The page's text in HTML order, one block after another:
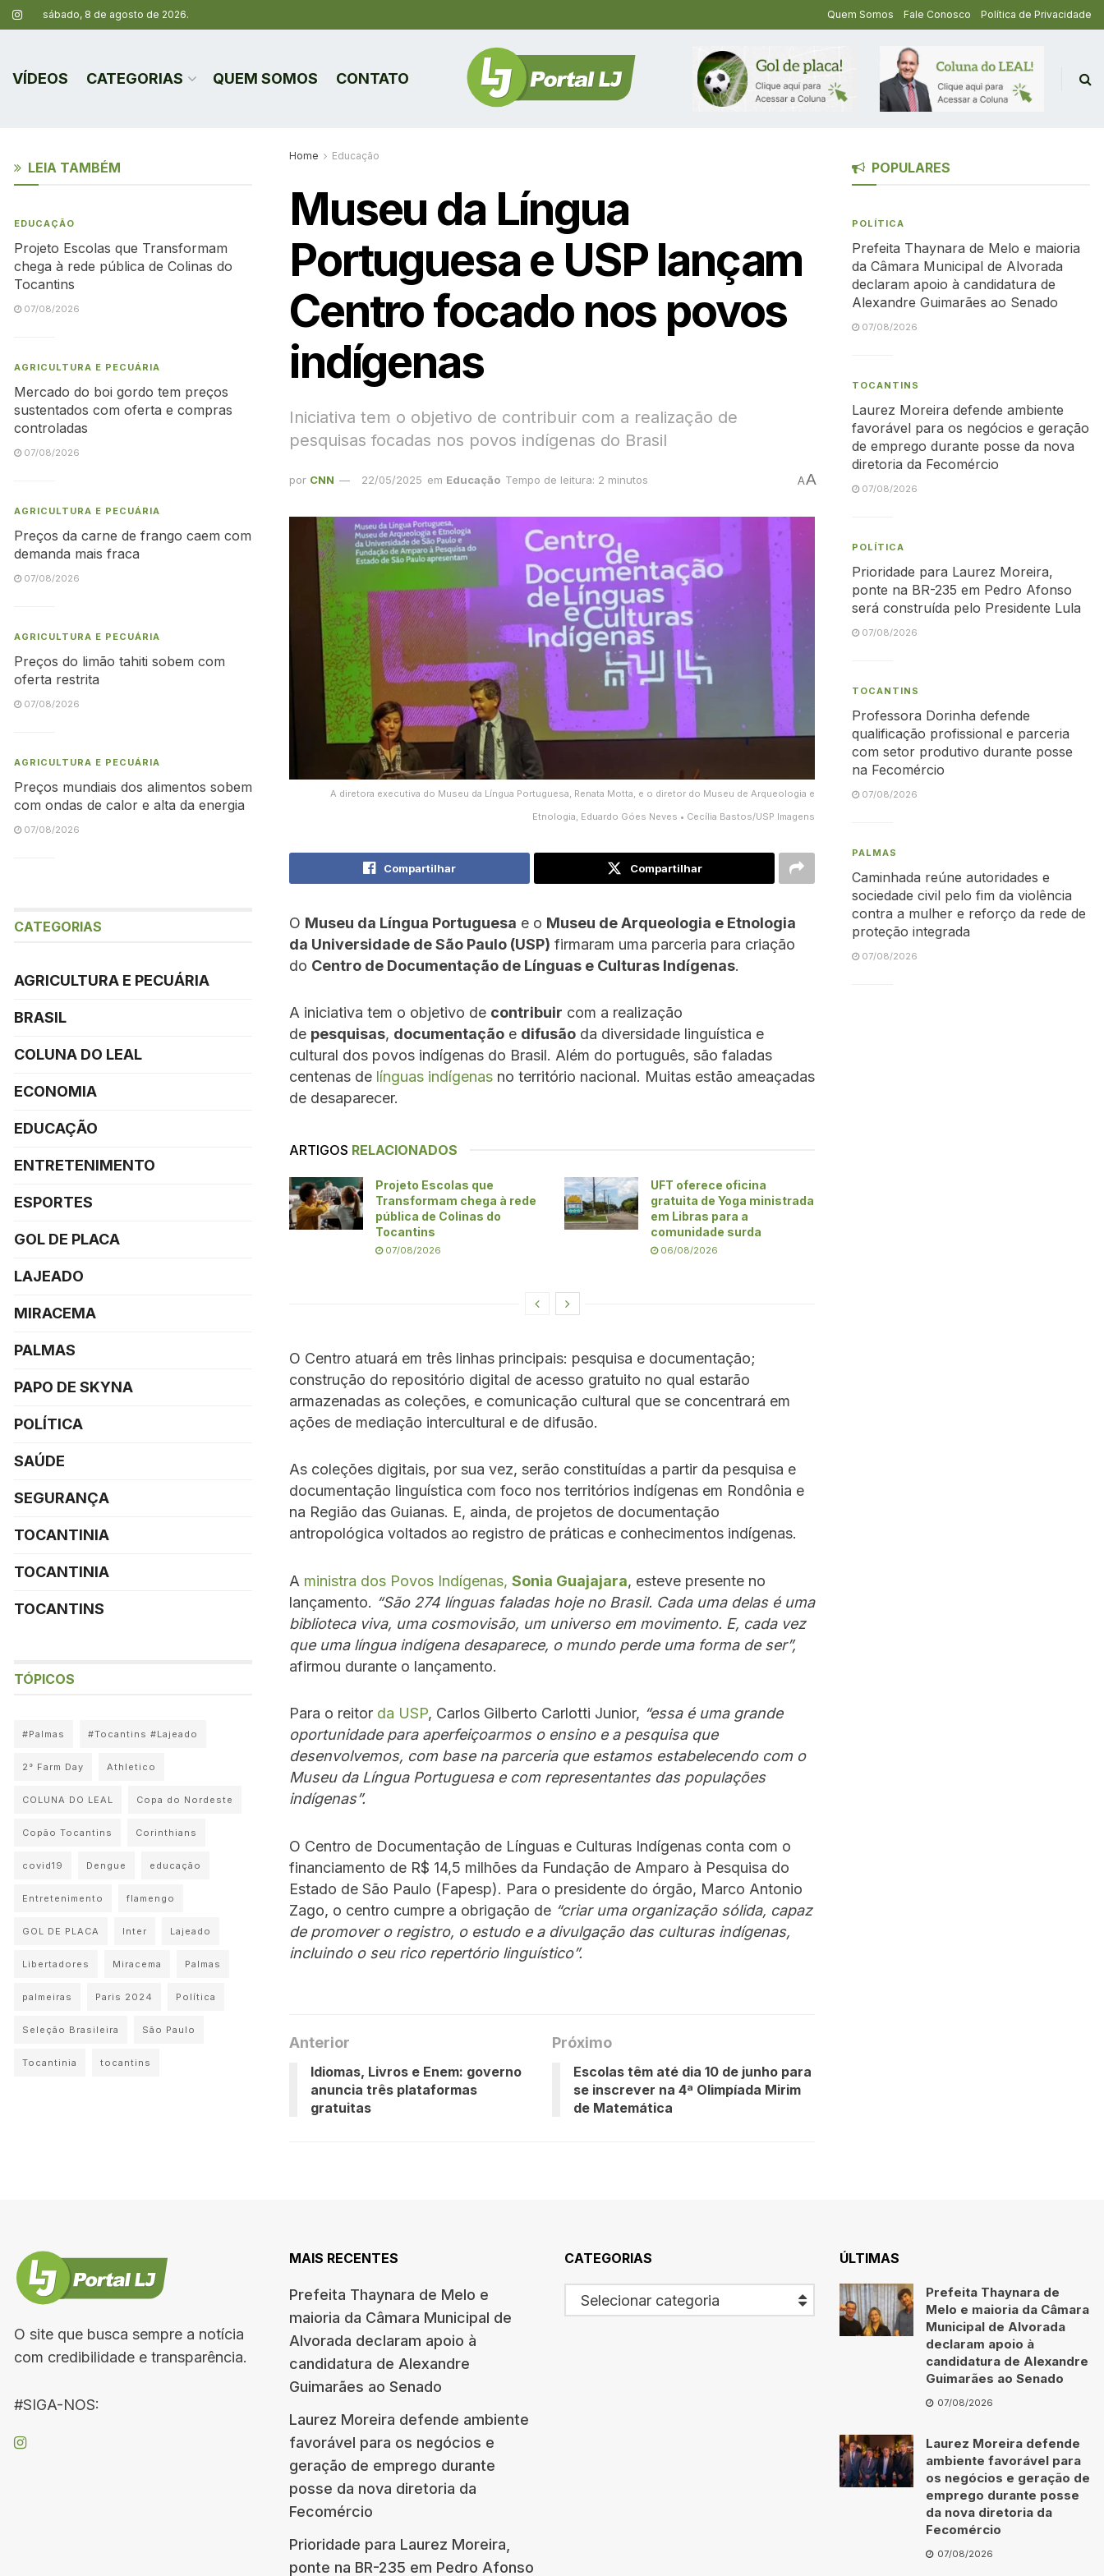
sábado, 8 de agosto de 2026. Quem Somos Fale Conosco Política de Privacidade
VÍDEOS CATEGORIAS QUEM SOMOS CONTATO
Home Educação
Museu da Língua
Portuguesa e USP lançam
Centro focado nos povos
indígenas
Iniciativa tem o objetivo de contribuir com a realização de
pesquisas focadas nos povos indígenas do Brasil
por CNN 22/05/2025 em Educação Tempo de leitura: 2 minutos AA
A diretora executiva do Museu da Língua Portuguesa, Renata Motta, e o diretor do Museu de Arqueologia e
Etnologia, Eduardo Góes Neves • Cecília Bastos/USP Imagens
Compartilhar Compartilhar
O Museu da Língua Portuguesa e o Museu de Arqueologia e Etnologia
da Universidade de São Paulo (USP) firmaram uma parceria para criação
do Centro de Documentação de Línguas e Culturas Indígenas.
A iniciativa tem o objetivo de contribuir com a realização
de pesquisas, documentação e difusão da diversidade linguística e
cultural dos povos indígenas do Brasil. Além do português, são faladas
centenas de línguas indígenas no território nacional. Muitas estão ameaçadas
de desaparecer.
ARTIGOS RELACIONADOS
Projeto Escolas que
Transformam chega à rede
pública de Colinas do
Tocantins
07/08/2026
UFT oferece oficina
gratuita de Yoga ministrada
em Libras para a
comunidade surda
06/08/2026
O Centro atuará em três linhas principais: pesquisa e documentação;
construção do repositório digital de acesso gratuito no qual estarão
armazenadas as coleções, e comunicação cultural que se concentrará em
ações de mediação intercultural e de difusão.
As coleções digitais, por sua vez, serão constituídas a partir da pesquisa e
documentação linguística com foco nos territórios indígenas em Rondônia e
na Região das Guianas. E, ainda, de projetos de documentação
antropológica voltados ao registro de práticas e conhecimentos indígenas.
A ministra dos Povos Indígenas, Sonia Guajajara, esteve presente no
lançamento. “São 274 línguas faladas hoje no Brasil. Cada uma delas é uma
biblioteca viva, uma cosmovisão, um universo em movimento. E, cada vez
que uma língua indígena desaparece, o mundo perde uma forma de ser”,
afirmou durante o lançamento.
Para o reitor da USP, Carlos Gilberto Carlotti Junior, “essa é uma grande
oportunidade para aperfeiçoarmos o ensino e a pesquisa que
desenvolvemos, com base na parceria que estamos estabelecendo com o
Museu da Língua Portuguesa e com representantes das populações
indígenas”.
O Centro de Documentação de Línguas e Culturas Indígenas conta com o
financiamento de R$ 14,5 milhões da Fundação de Amparo à Pesquisa do
Estado de São Paulo (Fapesp). Para o presidente do órgão, Marco Antonio
Zago, o centro cumpre a obrigação de “criar uma organização sólida, capaz
de promover o registro, o estudo e a divulgação das culturas indígenas,
incluindo o seu rico repertório linguístico”.
Anterior
Idiomas, Livros e Enem: governo
anuncia três plataformas
gratuitas
Próximo
Escolas têm até dia 10 de junho para
se inscrever na 4ª Olimpíada Mirim
de Matemática
LEIA TAMBÉM
EDUCAÇÃO
Projeto Escolas que Transformam
chega à rede pública de Colinas do
Tocantins
07/08/2026
AGRICULTURA E PECUÁRIA
Mercado do boi gordo tem preços
sustentados com oferta e compras
controladas
07/08/2026
AGRICULTURA E PECUÁRIA
Preços da carne de frango caem com
demanda mais fraca
07/08/2026
AGRICULTURA E PECUÁRIA
Preços do limão tahiti sobem com
oferta restrita
07/08/2026
AGRICULTURA E PECUÁRIA
Preços mundiais dos alimentos sobem
com ondas de calor e alta da energia
07/08/2026
CATEGORIAS
AGRICULTURA E PECUÁRIA
BRASIL
COLUNA DO LEAL
ECONOMIA
EDUCAÇÃO
ENTRETENIMENTO
ESPORTES
GOL DE PLACA
LAJEADO
MIRACEMA
PALMAS
PAPO DE SKYNA
POLÍTICA
SAÚDE
SEGURANÇA
TOCANTINIA
TOCANTINIA
TOCANTINS
TÓPICOS
#Palmas #Tocantins #Lajeado
2° Farm Day Athletico
COLUNA DO LEAL Copa do Nordeste
Copão Tocantins Corinthians
covid19 Dengue educação
Entretenimento flamengo
GOL DE PLACA Inter Lajeado
Libertadores Miracema Palmas
palmeiras Paris 2024 Política
Seleção Brasileira São Paulo
Tocantinia tocantins
POPULARES
POLÍTICA
Prefeita Thaynara de Melo e maioria
da Câmara Municipal de Alvorada
declaram apoio à candidatura de
Alexandre Guimarães ao Senado
07/08/2026
TOCANTINS
Laurez Moreira defende ambiente
favorável para os negócios e geração
de emprego durante posse da nova
diretoria da Fecomércio
07/08/2026
POLÍTICA
Prioridade para Laurez Moreira,
ponte na BR-235 em Pedro Afonso
será construída pelo Presidente Lula
07/08/2026
TOCANTINS
Professora Dorinha defende
qualificação profissional e parceria
com setor produtivo durante posse
na Fecomércio
07/08/2026
PALMAS
Caminhada reúne autoridades e
sociedade civil pelo fim da violência
contra a mulher e reforço da rede de
proteção integrada
07/08/2026
O site que busca sempre a notícia
com credibilidade e transparência.
#SIGA-NOS:
MAIS RECENTES
Prefeita Thaynara de Melo e
maioria da Câmara Municipal de
Alvorada declaram apoio à
candidatura de Alexandre
Guimarães ao Senado
Laurez Moreira defende ambiente
favorável para os negócios e
geração de emprego durante
posse da nova diretoria da
Fecomércio
Prioridade para Laurez Moreira,
ponte na BR-235 em Pedro Afonso
CATEGORIAS
Selecionar categoria
ÚLTIMAS
Prefeita Thaynara de
Melo e maioria da Câmara
Municipal de Alvorada
declaram apoio à
candidatura de Alexandre
Guimarães ao Senado
07/08/2026
Laurez Moreira defende
ambiente favorável para
os negócios e geração de
emprego durante posse
da nova diretoria da
Fecomércio
07/08/2026